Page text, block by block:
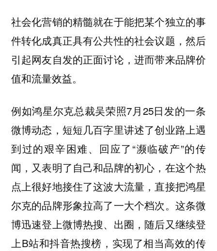
社会化营销的精髓就在于能把某个独立的事
件转化成真正具有公共性的社会议题，然后
引起网友自发的正面讨论，进而带来品牌价
值和流量效益。
例如鸿星尔克总裁吴荣照7月25日发的一条
微博动态，短短几百字里讲述了创业路上遇
到过的艰辛困难、回应了“濒临破产”的传
闻，又表明了自己和品牌的初心，在这个热
点上很好地接住了这波大流量，直接把鸿星
尔克的品牌形象拉高了一大个档次。这条微
博迅速登上微博热搜、出圈，随后又继续登
上B站和抖音热搜榜，实现了相当高效的传